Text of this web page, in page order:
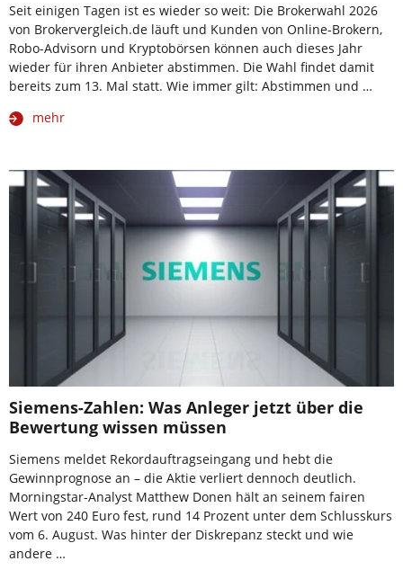
Seit einigen Tagen ist es wieder so weit: Die Brokerwahl 2026
von Brokervergleich.de läuft und Kunden von Online-Brokern,
Robo-Advisorn und Kryptobörsen können auch dieses Jahr
wieder für ihren Anbieter abstimmen. Die Wahl findet damit
bereits zum 13. Mal statt. Wie immer gilt: Abstimmen und …
mehr
Siemens-Zahlen: Was Anleger jetzt über die
Bewertung wissen müssen
Siemens meldet Rekordauftragseingang und hebt die
Gewinnprognose an – die Aktie verliert dennoch deutlich.
Morningstar-Analyst Matthew Donen hält an seinem fairen
Wert von 240 Euro fest, rund 14 Prozent unter dem Schlusskurs
vom 6. August. Was hinter der Diskrepanz steckt und wie
andere …